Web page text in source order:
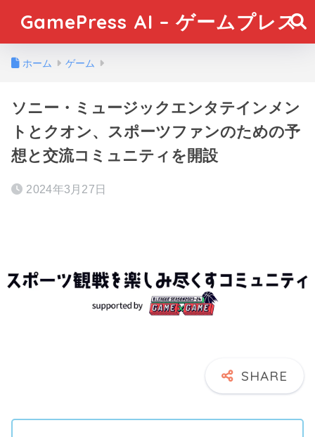
GamePress AI – ゲームプレス
ホーム ゲーム
ソニー・ミュージックエンタテインメン
トとクオン、スポーツファンのための予
想と交流コミュニティを開設
2024年3月27日